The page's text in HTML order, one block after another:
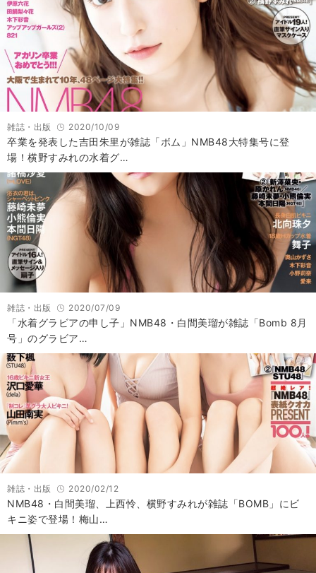
雑誌・出版 2020/10/09
卒業を発表した吉田朱里が雑誌「ボム」NMB48大特集号に登
場！横野すみれの水着グ…
雑誌・出版 2020/07/09
「水着グラビアの申し子」NMB48・白間美瑠が雑誌「Bomb 8月
号」のグラビア…
雑誌・出版 2020/02/12
NMB48・白間美瑠、上西怜、横野すみれが雑誌「BOMB」にビ
キニ姿で登場！梅山…